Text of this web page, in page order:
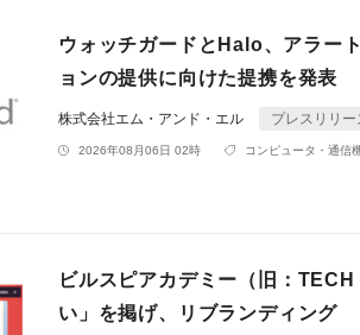
ウォッチガードとHalo、アラー
ョンの提供に向けた提携を発表
株式会社エム・アンド・エル プレスリリー
2026年08月06日 02時 コンピュータ・通信
ビルスピアカデミー（旧：
い」を掲げ、リブランディング